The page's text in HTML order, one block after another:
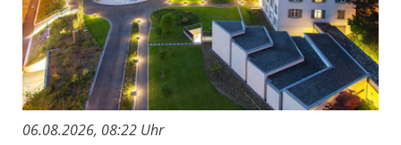
06.08.2026, 08:22 Uhr